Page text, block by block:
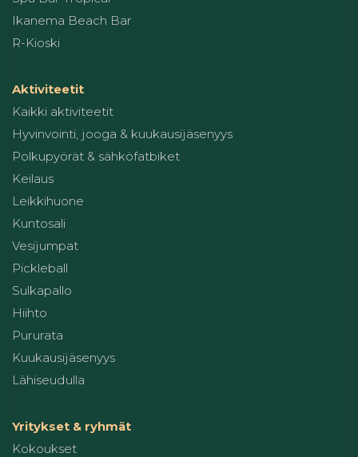
Ikanema Beach Bar
R-Kioski
Aktiviteetit
Kaikki aktiviteetit
Hyvinvointi, jooga & kuukausijäsenyys
Polkupyörät & sähköfatbiket
Keilaus
Leikkihuone
Kuntosali
Vesijumpat
Pickleball
Sulkapallo
Hiihto
Pururata
Kuukausijäsenyys
Lähiseudulla
Yritykset & ryhmät
Kokoukset